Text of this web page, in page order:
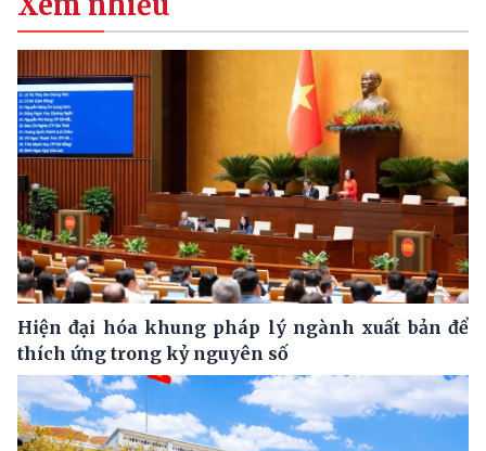
Hiện đại hóa khung pháp lý ngành xuất bản để
thích ứng trong kỷ nguyên số